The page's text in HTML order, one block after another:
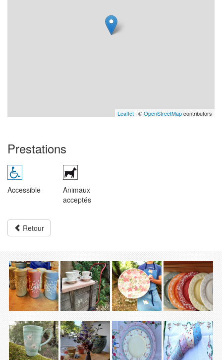
Leaflet | ©OpenStreetMapcontributors
Prestations
Accessible
Animaux
acceptés
Retour